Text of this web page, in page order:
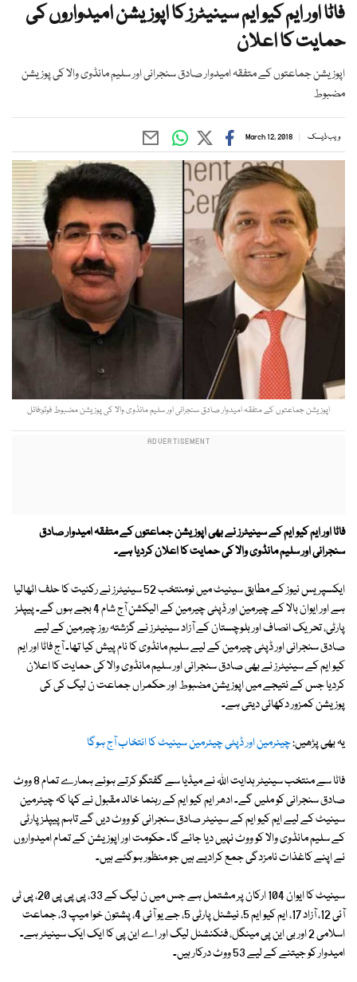
فاٹا اور ایم کیو ایم سینیٹرز کا اپوزیشن امیدواروں کی
حمایت کا اعلان
اپوزیشن جماعتوں کے متفقہ امیدوار صادق سنجرانی اور سلیم مانڈوی والا کی پوزیشن
مضبوط
ویب ڈیسک March 12, 2018
اپوزیشن جماعتوں کے متفقہ امیدوار صادق سنجرانی اور سلیم مانڈوی والا کی پوزیشن مضبوط فوٹو:فائل
فاٹا اور ایم کیو ایم کے سینیٹرز نے بھی اپوزیشن جماعتوں کے متفقہ امیدوار صادق
سنجرانی اور سلیم مانڈوی والا کی حمایت کا اعلان کردیا ہے۔
ایکسپریس نیوز کے مطابق سینیٹ میں نومنتخب 52 سینیٹرز نے رکنیت کا حلف اٹھالیا
ہے اور ایوان بالا کے چیرمین اور ڈپٹی چیرمین کے الیکشن آج شام 4 بجے ہوں گے۔ پیپلز
پارٹی، تحریک انصاف اور بلوچستان کے آزاد سینیٹرز نے گزشتہ روز چیرمین کے لیے
صادق سنجرانی اور ڈپٹی چیرمین کے لیے سلیم مانڈوی کا نام پیش کیا تھا۔ آج فاٹا اور ایم
کیو ایم کے سینیٹرز نے بھی صادق سنجرانی اور سلیم مانڈوی والا کی حمایت کا اعلان
کردیا جس کے نتیجے میں اپوزیشن مضبوط اور حکمراں جماعت ن لیگ کی کی
پوزیشن کمزور دکھائی دیتی ہے۔
یہ بھی پڑھیں:چیئرمین اور ڈپٹی چیئرمین سینیٹ کا انتخاب آج ہوگا
فاٹا سے منتخب سینیٹر ہدایت اللہ نے میڈیا سے گفتگو کرتے ہوئے ہمارے تمام 8 ووٹ
صادق سنجرانی کو ملیں گے۔ ادھر ایم کیو ایم کے رہنما خالد مقبول نے کہا کہ چیئرمین
سینیٹ کے لیے ایم کیو ایم کے سینیٹر صادق سنجرانی کو ووٹ دیں گے تاہم پیپلز پارٹی
کے سلیم مانڈوی والا کو ووٹ نہیں دیا جائے گا۔ حکومت اور اپوزیشن کے تمام امیدواروں
نے اپنے کاغذات نامزدگی جمع کرادیے ہیں جو منظور ہوگئے ہیں۔
سینیٹ کا ایوان 104 ارکان پر مشتمل ہے جس میں ن لیگ کے 33، پی پی پی 20، پی ٹی
آئی 12، آزاد 17، ایم کیو ایم 5، نیشنل پارٹی 5، جے یو آئی 4، پشتون خوا میپ 3، جماعت
اسلامی 2 اور بی این پی مینگل، فنکنشنل لیگ اور اے این پی کا ایک ایک سینیٹر ہے۔
امیدوار کو جیتنے کے لیے 53 ووٹ درکار ہیں۔